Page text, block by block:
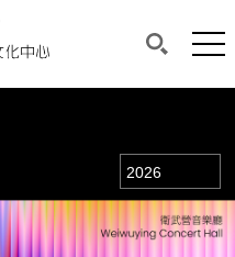
心
網站主要連結。
中心
搜尋(開
網